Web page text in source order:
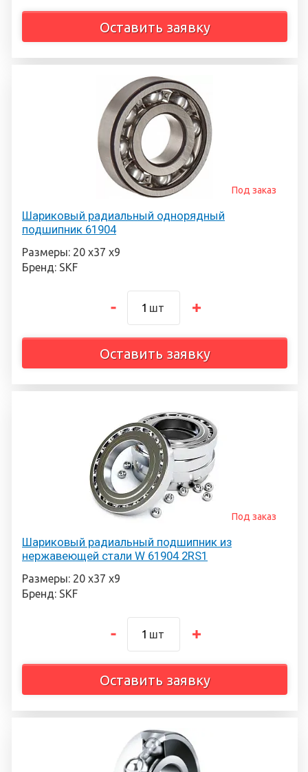
Оставить заявку
Шариковый радиальный однорядный
подшипник 61904
Под заказ
Размеры: 20 х37 х9
Бренд: SKF
шт
Оставить заявку
Шариковый радиальный подшипник из
нержавеющей стали W 61904 2RS1
Под заказ
Размеры: 20 х37 х9
Бренд: SKF
шт
Оставить заявку